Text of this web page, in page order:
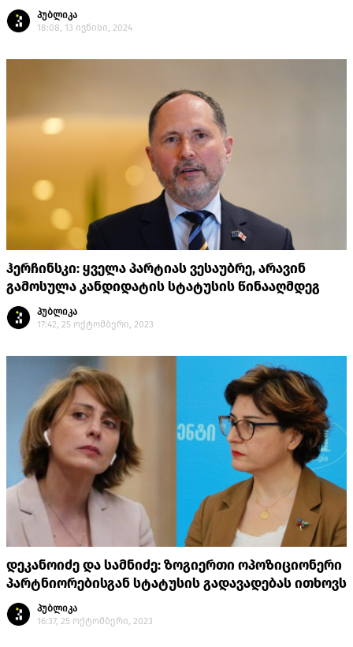
პუბლიკა
18:08, 13 ივნისი, 2024
ჰერჩინსკი: ყველა პარტიას ვესაუბრე, არავინ
გამოსულა კანდიდატის სტატუსის წინააღმდეგ
პუბლიკა
17:42, 25 ოქტომბერი, 2023
დეკანოიძე და სამნიძე: ზოგიერთი ოპოზიციონერი
პარტნიორებისგან სტატუსის გადავადებას ითხოვს
პუბლიკა
16:37, 25 ოქტომბერი, 2023